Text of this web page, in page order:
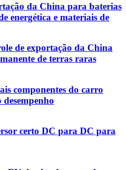
da China para baterias
energética e materiais de
de exportação da China
de terras raras
componentes do carro
certo DC para DC para